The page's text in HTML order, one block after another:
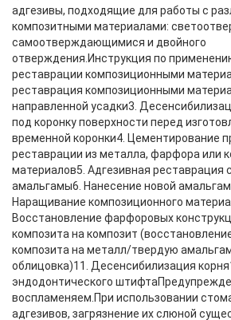
адгезивы, подходящие для работы с
композитными материалами:
самоотверждающимися и двойного
отверждения.Инструкция по
реставрации композиционными
реставрация композиционными
направленной усадки3.
под коронку поверхности перед
временной коронки4. Цементирование
реставрации из металла, фарфора или
материалов5. Адгезивная реставрация
амальгамы6. Нанесение новой
Наращивание композиционного
Восстановление фарфоровых
композита на композит
композита на металл/твердую
облицовка)11. Десенсибилизация
эндодонтического
воспламеняем.При использовании
адгезивов, загрязнение их слюной